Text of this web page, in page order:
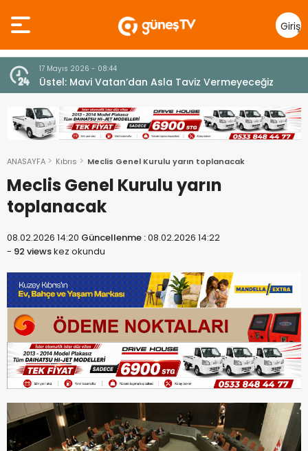
Giriş
Yap
7 Ağustos 2026 - 12:36
ÜSTEL: “ERENKÖY RUHU SONSUZA DEK YAŞAYACAK”
ANASAYFA Kıbrıs Meclis Genel Kurulu yarın toplanacak
Meclis Genel Kurulu yarın
toplanacak
08.02.2026 14:20 Güncellenme :08.02.2026 14:22
- 92 viewskez okundu